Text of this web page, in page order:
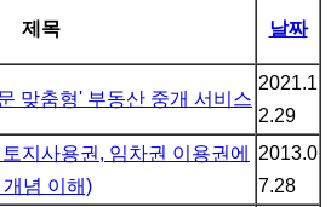
제목 날짜
맞춤형' 부동산 중개 서비스
2021.1
2.29
지사용권, 임차권 이용권에
념 이해)
2013.0
7.28